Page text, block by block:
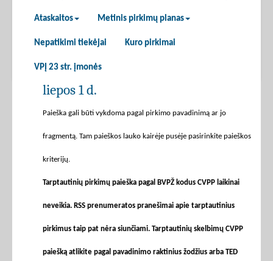
Ataskaitos Metinis pirkimų planas
Nepatikimi tiekėjai Kuro pirkimai
VPĮ 23 str. įmonės
liepos 1 d.
Paieška gali būti vykdoma pagal pirkimo pavadinimą ar jo
fragmentą. Tam paieškos lauko kairėje pusėje pasirinkite paieškos
kriterijų.
Tarptautinių pirkimų paieška pagal BVPŽ kodus CVPP laikinai
neveikia. RSS prenumeratos pranešimai apie tarptautinius
pirkimus taip pat nėra siunčiami. Tarptautinių skelbimų CVPP
paiešką atlikite pagal pavadinimo raktinius žodžius arba TED